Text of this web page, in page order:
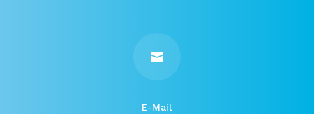

E-Mail